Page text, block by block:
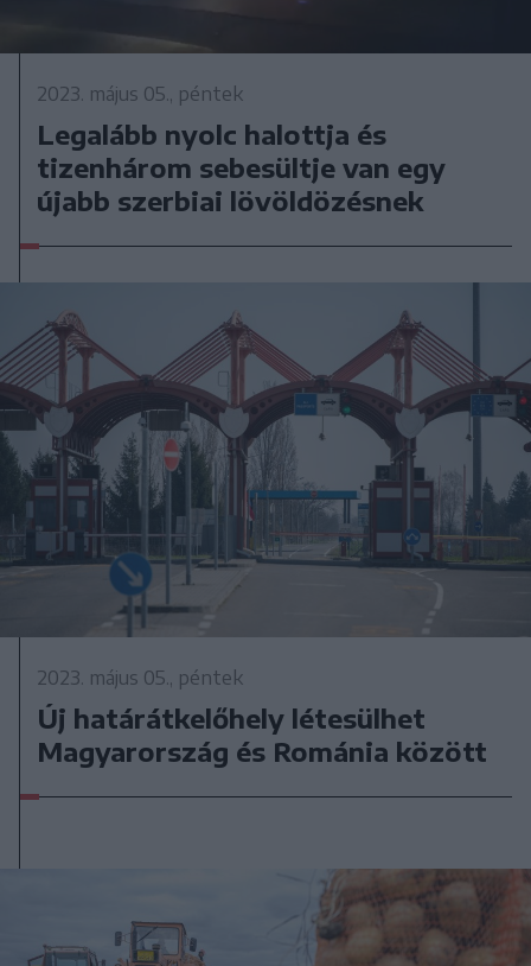
2023. május 05., péntek
Legalább nyolc halottja és
tizenhárom sebesültje van egy
újabb szerbiai lövöldözésnek
2023. május 05., péntek
Új határátkelőhely létesülhet
Magyarország és Románia között